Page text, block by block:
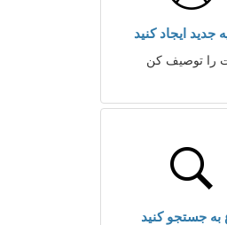
جدید ایجاد کنید
را توصیف کن
جستجو کنید